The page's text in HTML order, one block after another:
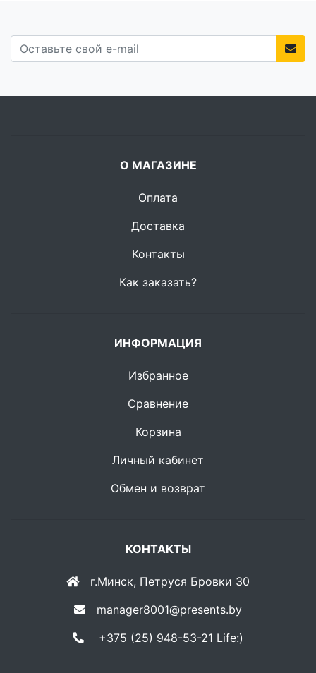
О МАГАЗИНЕ
Оплата
Доставка
Контакты
Как заказать?
ИНФОРМАЦИЯ
Избранное
Сравнение
Корзина
Личный кабинет
Обмен и возврат
КОНТАКТЫ
г.Минск, Петруся Бровки 30
manager8001@presents.by
+375 (25) 948-53-21 Life:)